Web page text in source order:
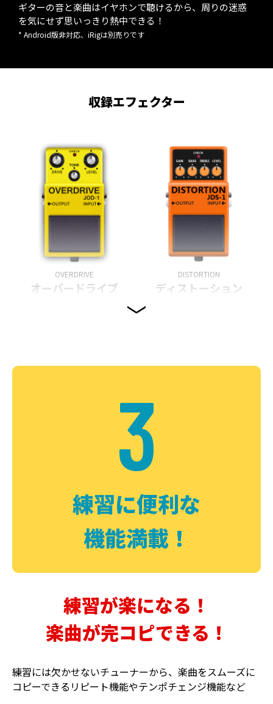
ギターの音と楽曲はイヤホンで聴けるから、周りの迷惑
を気にせず思いっきり熱中できる！
* Android版非対応、iRigは別売りです
収録エフェクター
OVERDRIVE
オーバードライブ
DISTORTION
ディストーション
DELAY PHASER
3
練習に便利な
機能満載！
練習が楽になる！
楽曲が完コピできる！
練習には欠かせないチューナーから、楽曲をスムーズに
コピーできるリピート機能やテンポチェンジ機能など